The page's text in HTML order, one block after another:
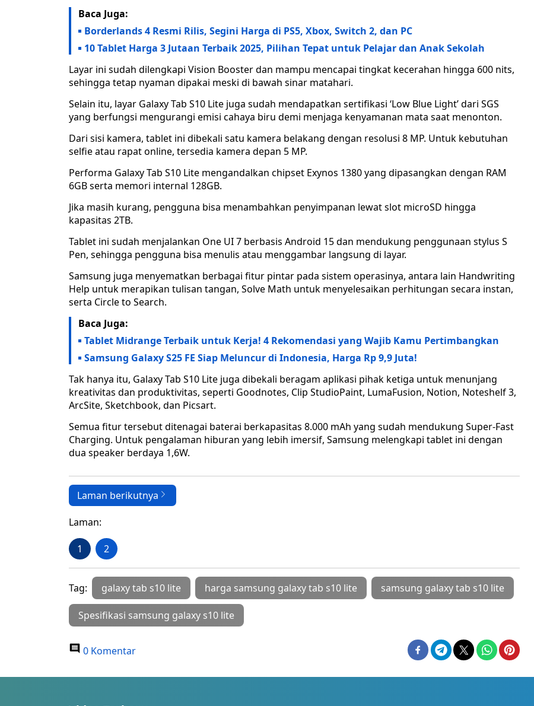
Baca Juga:
Borderlands 4 Resmi Rilis, Segini Harga di PS5, Xbox, Switch 2, dan PC
10 Tablet Harga 3 Jutaan Terbaik 2025, Pilihan Tepat untuk Pelajar dan Anak Sekolah
Layar ini sudah dilengkapi Vision Booster dan mampu mencapai tingkat kecerahan hingga 600 nits,
sehingga tetap nyaman dipakai meski di bawah sinar matahari.
Selain itu, layar Galaxy Tab S10 Lite juga sudah mendapatkan sertifikasi ‘Low Blue Light’ dari SGS
yang berfungsi mengurangi emisi cahaya biru demi menjaga kenyamanan mata saat menonton.
Dari sisi kamera, tablet ini dibekali satu kamera belakang dengan resolusi 8 MP. Untuk kebutuhan
selfie atau rapat online, tersedia kamera depan 5 MP.
Performa Galaxy Tab S10 Lite mengandalkan chipset Exynos 1380 yang dipasangkan dengan RAM
6GB serta memori internal 128GB.
Jika masih kurang, pengguna bisa menambahkan penyimpanan lewat slot microSD hingga
kapasitas 2TB.
Tablet ini sudah menjalankan One UI 7 berbasis Android 15 dan mendukung penggunaan stylus S
Pen, sehingga pengguna bisa menulis atau menggambar langsung di layar.
Samsung juga menyematkan berbagai fitur pintar pada sistem operasinya, antara lain Handwriting
Help untuk merapikan tulisan tangan, Solve Math untuk menyelesaikan perhitungan secara instan,
serta Circle to Search.
Baca Juga:
Tablet Midrange Terbaik untuk Kerja! 4 Rekomendasi yang Wajib Kamu Pertimbangkan
Samsung Galaxy S25 FE Siap Meluncur di Indonesia, Harga Rp 9,9 Juta!
Tak hanya itu, Galaxy Tab S10 Lite juga dibekali beragam aplikasi pihak ketiga untuk menunjang
kreativitas dan produktivitas, seperti Goodnotes, Clip StudioPaint, LumaFusion, Notion, Noteshelf 3,
ArcSite, Sketchbook, dan Picsart.
Semua fitur tersebut ditenagai baterai berkapasitas 8.000 mAh yang sudah mendukung Super-Fast
Charging. Untuk pengalaman hiburan yang lebih imersif, Samsung melengkapi tablet ini dengan
dua speaker berdaya 1,6W.
Laman berikutnya
Laman:
1 2
Tag: galaxy tab s10 lite harga samsung galaxy tab s10 lite samsung galaxy tab s10 lite
Spesifikasi samsung galaxy s10 lite
0 Komentar